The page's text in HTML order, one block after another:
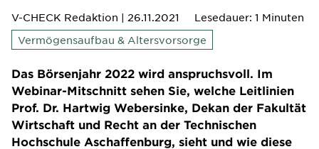
V-CHECK Redaktion | 26.11.2021
Lesedauer: 1 Minuten
Vermögensaufbau & Altersvorsorge
Das Börsenjahr 2022 wird anspruchsvoll. Im
Webinar-Mitschnitt sehen Sie, welche Leitlinien
Prof. Dr. Hartwig Webersinke, Dekan der Fakultät
Wirtschaft und Recht an der Technischen
Hochschule Aschaffenburg, sieht und wie diese